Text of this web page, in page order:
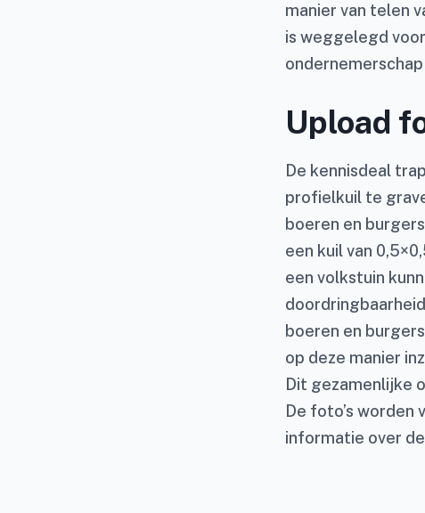
manier van telen
is weggelegd
Upload
De kennisdeal
profielkuil te
boeren en
een kuil van
een volkstuin
boeren en
op deze manier
Dit gezamenlijke
De foto’s worden
informatie over